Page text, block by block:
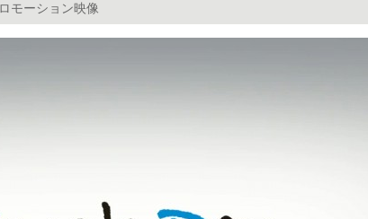
モーション映像